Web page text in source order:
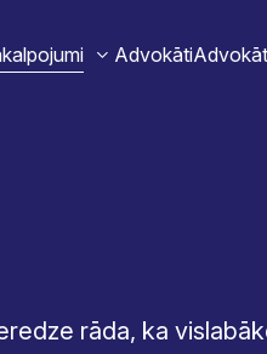
Advokāti
rāda, ka